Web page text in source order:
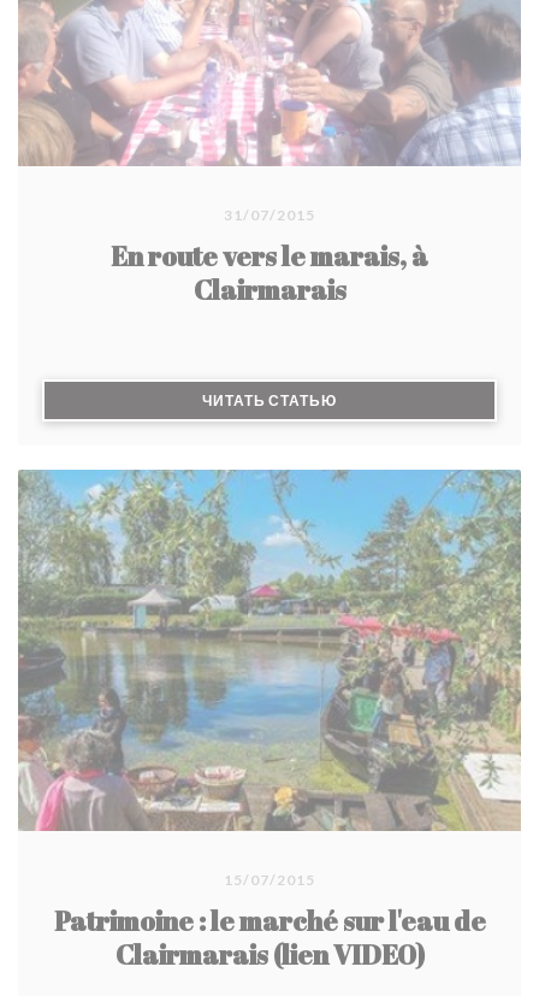
31/07/2015
En route vers le marais, à
Clairmarais
ЧИТАТЬ СТАТЬЮ((ОТКРЫВАЕТСЯ В
15/07/2015
Patrimoine : le marché sur l'eau de
Clairmarais (lien VIDEO)